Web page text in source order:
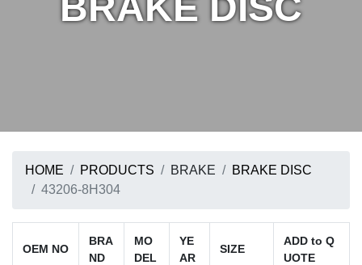
HOME PRODUCTS BRAKE
BRAKE DISC
43206-8H304
OEM NO
BRA
ND
MO
DEL
YE
AR
SIZE
ADD to Q
UOTE